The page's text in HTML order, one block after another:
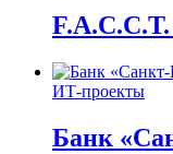
ИТ-проекты
Банк